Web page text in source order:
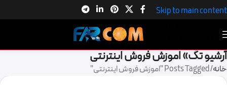
Skip to main content
آرشیو تگ» اموزش فروش اینترنتی
خانه Posts Tagged "اموزش فروش اینترنتی"